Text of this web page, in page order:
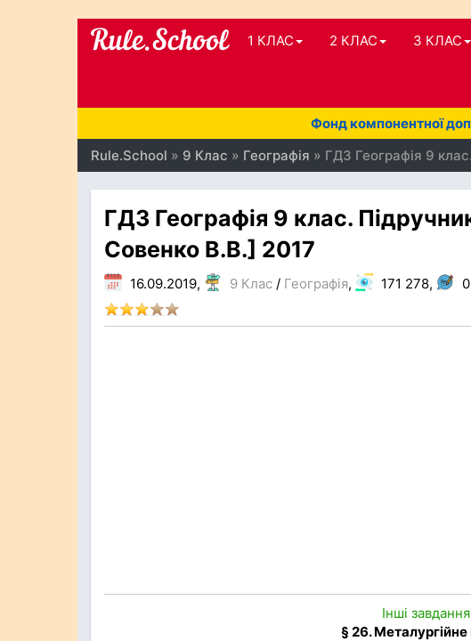
1 КЛАС 2 КЛАС 3 КЛАС
Фонд компонентної
Rule.School » 9 Клас » Географія » ГДЗ Географія 9
ГДЗ Географія 9 клас.
Совенко В.В.] 2017
16.09.2019, 9 Клас / Географія, 171 278, 0
Інші
§ 26.